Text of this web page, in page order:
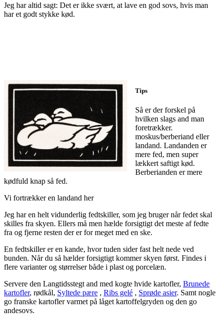
Jeg har altid sagt: Det er ikke svært, at lave en god sovs, hvis man
har et godt stykke kød.
Tips
Så er der forskel på
hvilken slags and man
foretrækker.
moskus/berberiand eller
landand. Landanden er
mere fed, men super
lækkert saftigt kød.
Berberianden er mere
kødfuld knap så fed.
Vi fortrækker en landand her
Jeg har en helt vidunderlig fedtskiller, som jeg bruger når fedet skal
skilles fra skyen. Ellers må men hælde forsigtigt det meste af fedte
fra og fjerne resten der er for meget med en ske.
En fedtskiller er en kande, hvor tuden sider fast helt nede ved
bunden. Når du så hælder forsigtigt kommer skyen først. Findes i
flere varianter og størrelser både i plast og porcelæn.
Servere den Langtidsstegt and med kogte hvide kartofler, Brunede
kartofler, rødkål, Syltede pære , Ribs gelé , Sprøde asier. Samt nogle
go franske kartofler varmet på låget kartoffelgryden og den go
andesovs.